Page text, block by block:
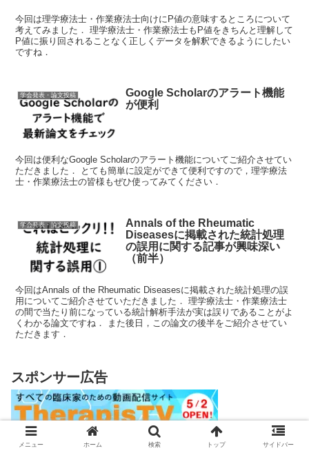
今回は理学療法士・作業療法士向けにP値の意味するところについて
考えてみました． 理学療法士・作業療法士もP値をきちんと理解して
P値に振り回されることなく正しくデータを解釈できるようにしたい
ですね．
学会発表・論文投稿
Google Scholarのアラート機能
が便利
今回は便利なGoogle Scholarのアラート機能についてご紹介させてい
ただきました． とても簡単に設定ができて便利ですので，理学療法
士・作業療法士の皆様もぜひ使ってみてください．
学会発表・論文投稿
Annals of the Rheumatic
Diseasesに掲載された統計処理
の誤用に関する記事が興味深い
（前半）
今回はAnnals of the Rheumatic Diseasesに掲載された統計処理の誤
用についてご紹介させていただきました． 理学療法士・作業療法士
の間で当たり前になっている統計解析手法が実は誤りであることがよ
くわかる論文ですね． また後日，この論文の後半をご紹介させてい
ただきます．
スポンサー広告
メニュー ホーム 検索 トップ サイドバー